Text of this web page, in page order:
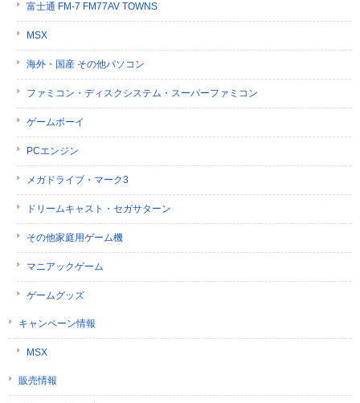
富士通 FM-7 FM77AV TOWNS
MSX
海外・国産 その他パソコン
ファミコン・ディスクシステム・スーパーファミコン
ゲームボーイ
PCエンジン
メガドライブ・マーク3
ドリームキャスト・セガサターン
その他家庭用ゲーム機
マニアックゲーム
ゲームグッズ
キャンペーン情報
MSX
販売情報